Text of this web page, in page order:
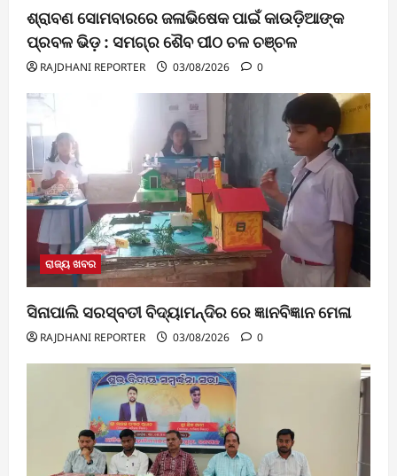
ଶ୍ରାବଣ ସୋମବାରରେ ଜଳାଭିଷେକ ପାଇଁ କାଉଡ଼ିଆଙ୍କ
ପ୍ରବଳ ଭିଡ଼ : ସମଗ୍ର ଶୈବ ପୀଠ ଚଳ ଚଞ୍ଚଳ
RAJDHANI REPORTER 03/08/2026 0
ରାଜ୍ୟ ଖବର
ସିନାପାଲି ସରସ୍ବତୀ ବିଦ୍ୟାମନ୍ଦିର ରେ ଜ୍ଞାନବିଜ୍ଞାନ ମେଳା
RAJDHANI REPORTER 03/08/2026 0